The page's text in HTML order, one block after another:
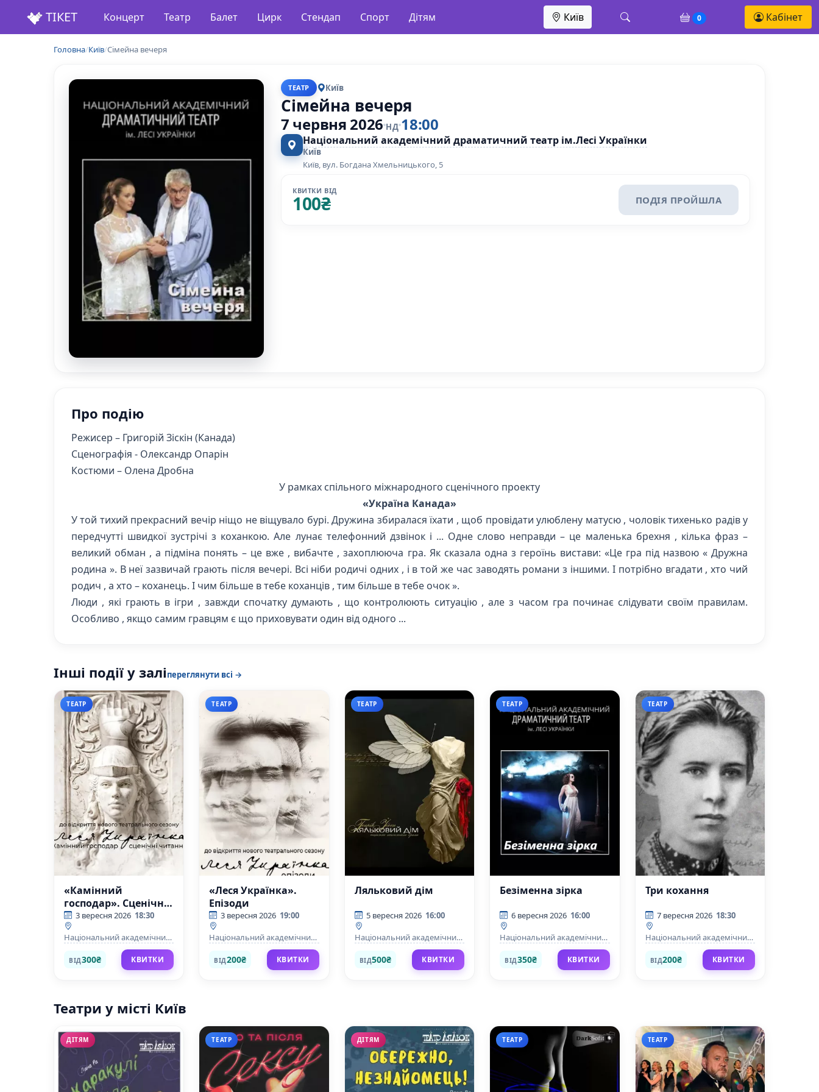
ТІКЕТ Концерт Театр Балет Цирк Стендап Спорт Дітям Київ 0 Кабінет
Головна/Київ/Сімейна вечеря
ТЕАТР Київ
Сімейна вечеря
7 червня 2026 НД 18:00
Національний академічний драматичний театр ім.Лесі Українки
Київ
Київ, вул. Богдана Хмельницького, 5
КВИТКИ ВІД
100₴ ПОДІЯ ПРОЙШЛА
Про подію
Режисер – Григорій Зіскін (Канада)
Сценографія - Олександр Опарін
Костюми – Олена Дробна
У рамках спільного міжнародного сценічного проекту
«Україна Канада»
У той тихий прекрасний вечір ніщо не віщувало бурі. Дружина збиралася їхати , щоб провідати улюблену матусю , чоловік тихенько радів у
передчутті швидкої зустрічі з коханкою. Але лунає телефонний дзвінок і ... Одне слово неправди – це маленька брехня , кілька фраз –
великий обман , а підміна понять – це вже , вибачте , захоплююча гра. Як сказала одна з героїнь вистави: «Це гра під назвою « Дружна
родина ». В неї зазвичай грають після вечері. Всі ніби родичі одних , і в той же час заводять романи з іншими. І потрібно вгадати , хто чий
родич , а хто – коханець. І чим більше в тебе коханців , тим більше в тебе очок ».
Люди , які грають в ігри , завжди спочатку думають , що контролюють ситуацію , але з часом гра починає слідувати своїм правилам.
Особливо , якщо самим гравцям є що приховувати один від одного ...
Інші події у заліпереглянути всі →
ТЕАТР
«Камінний
господар». Сценічні
читання.
3 вересня 2026 18:30
Національний академічний
драматичний театр ім.Лесі
Українки
ВІД300₴ КВИТКИ
ТЕАТР
«Леся Українка».
Епізоди
3 вересня 2026 19:00
Національний академічний
драматичний театр ім.Лесі
Українки
ВІД200₴ КВИТКИ
ТЕАТР
Ляльковий дім
5 вересня 2026 16:00
Національний академічний
драматичний театр ім.Лесі
Українки
ВІД500₴ КВИТКИ
ТЕАТР
Безіменна зірка
6 вересня 2026 16:00
Національний академічний
драматичний театр ім.Лесі
Українки
ВІД350₴ КВИТКИ
ТЕАТР
Три кохання
7 вересня 2026 18:30
Національний академічний
драматичний театр ім.Лесі
Українки
ВІД200₴ КВИТКИ
Театри у місті Київ
ДІТЯМ ТЕАТР ДІТЯМ ТЕАТР ТЕАТР